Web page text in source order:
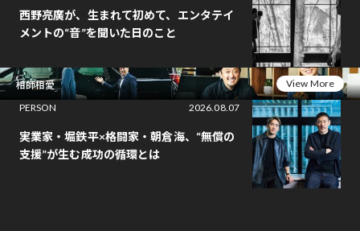
西野亮廣が、生まれて初めて、エンタテイ
メントの“音”を聞いた日のこと
相師相愛
View More
PERSON
2026.08.07
実業家・堀鉄平×格闘家・朝倉海、“無償の
支援”が生む成功の循環とは